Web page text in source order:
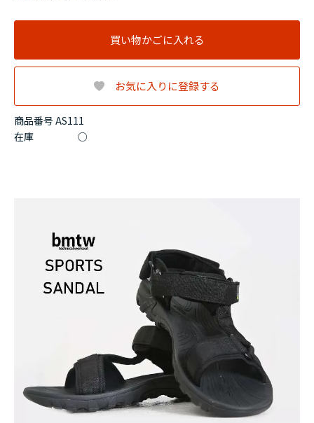
商品番号 AS111
在庫 ○
買い物かごに入れる
お気に入りに登録する